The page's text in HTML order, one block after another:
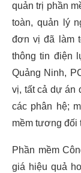
quản trị phần
toàn, quản lý
đơn vị đã làm
thông tin điện
Quảng Ninh,
vị, tất cả dự án
các phân hệ;
mềm tương đối
Phần mềm
giá hiệu quả